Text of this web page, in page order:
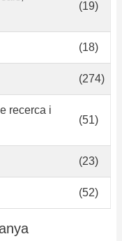
(19)
(18)
(274)
recerca i
(51)
(23)
(52)